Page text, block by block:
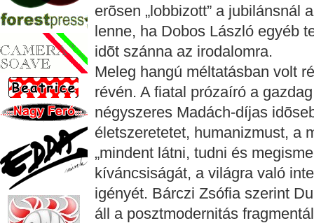
erõsen „lobbizott” a jubilánsnál
lenne, ha Dobos László egyéb
idõt szánna az irodalomra.
Meleg hangú méltatásban volt
révén. A fiatal prózaíró a
négyszeres Madách-díjas
életszeretetet, humanizmust, a
„mindent látni, tudni és
kíváncsiságát, a világra való
igényét. Bárczi Zsófia szerint
áll a posztmodernitás